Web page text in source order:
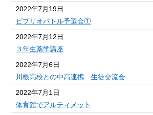
2022年7月19日
ビブリオバトル予選会①
2022年7月12日
３年生薬学講座
2022年7月6日
川根高校との中高連携 生徒交流会
2022年7月1日
体育館でアルティメット